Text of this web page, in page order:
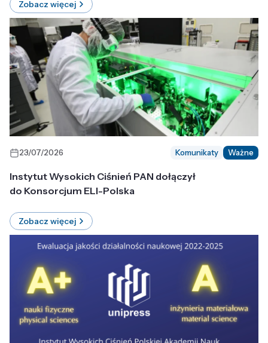
Zobacz więcej
23/07/2026 Komunikaty Ważne
Instytut Wysokich Ciśnień PAN dołączył
do Konsorcjum ELI-Polska
Zobacz więcej